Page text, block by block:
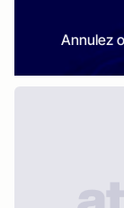
Annulez